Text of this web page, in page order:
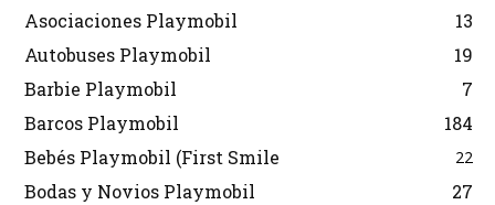
Asociaciones Playmobil
13
Autobuses Playmobil
19
Barbie Playmobil
7
Barcos Playmobil
184
Bebés Playmobil (First Smile
22
Bodas y Novios Playmobil
27